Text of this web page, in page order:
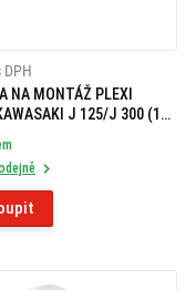
DPH
NA MONTÁŽ PLEXI
J 125/J 300 (14-